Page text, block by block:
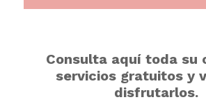
Consulta aquí toda su
servicios gratuitos y
disfrutarlos.